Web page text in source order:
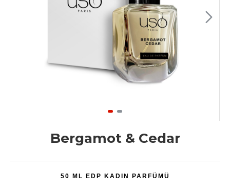
Bergamot & Cedar
50 ML EDP KADIN PARFÜMÜ